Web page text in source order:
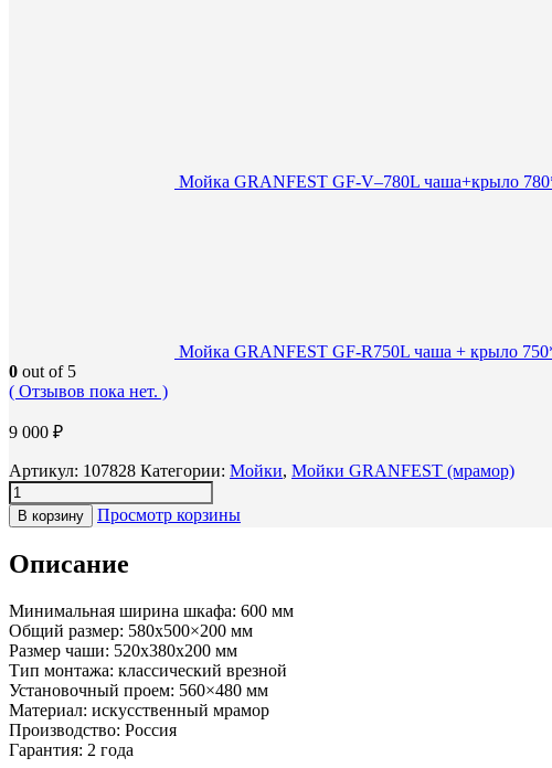
Мойка GRANFEST GF-V–780L чаша+крыло
Мойка GRANFEST GF-R750L чаша + крыло
0 out of 5
( Отзывов пока нет. )
9 000 ₽
Артикул: 107828 Категории: Мойки, Мойки GRANFEST (мрамор)
В корзину Просмотр корзины
Описание
Минимальная ширина шкафа: 600 мм
Общий размер: 580х500×200 мм
Размер чаши: 520x380x200 мм
Тип монтажа: классический врезной
Установочный проем: 560×480 мм
Материал: искусственный мрамор
Производство: Россия
Гарантия: 2 года